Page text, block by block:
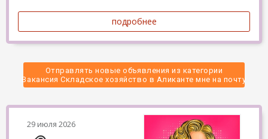
подробнее
Отправлять новые объявления из категории
Вакансия Складское хозяйство в Аликанте мне на почту
29 июля 2026